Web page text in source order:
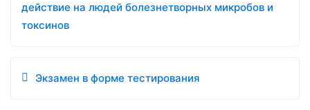
действие на людей болезнетворных микробов и
токсинов
Экзамен в форме тестирования